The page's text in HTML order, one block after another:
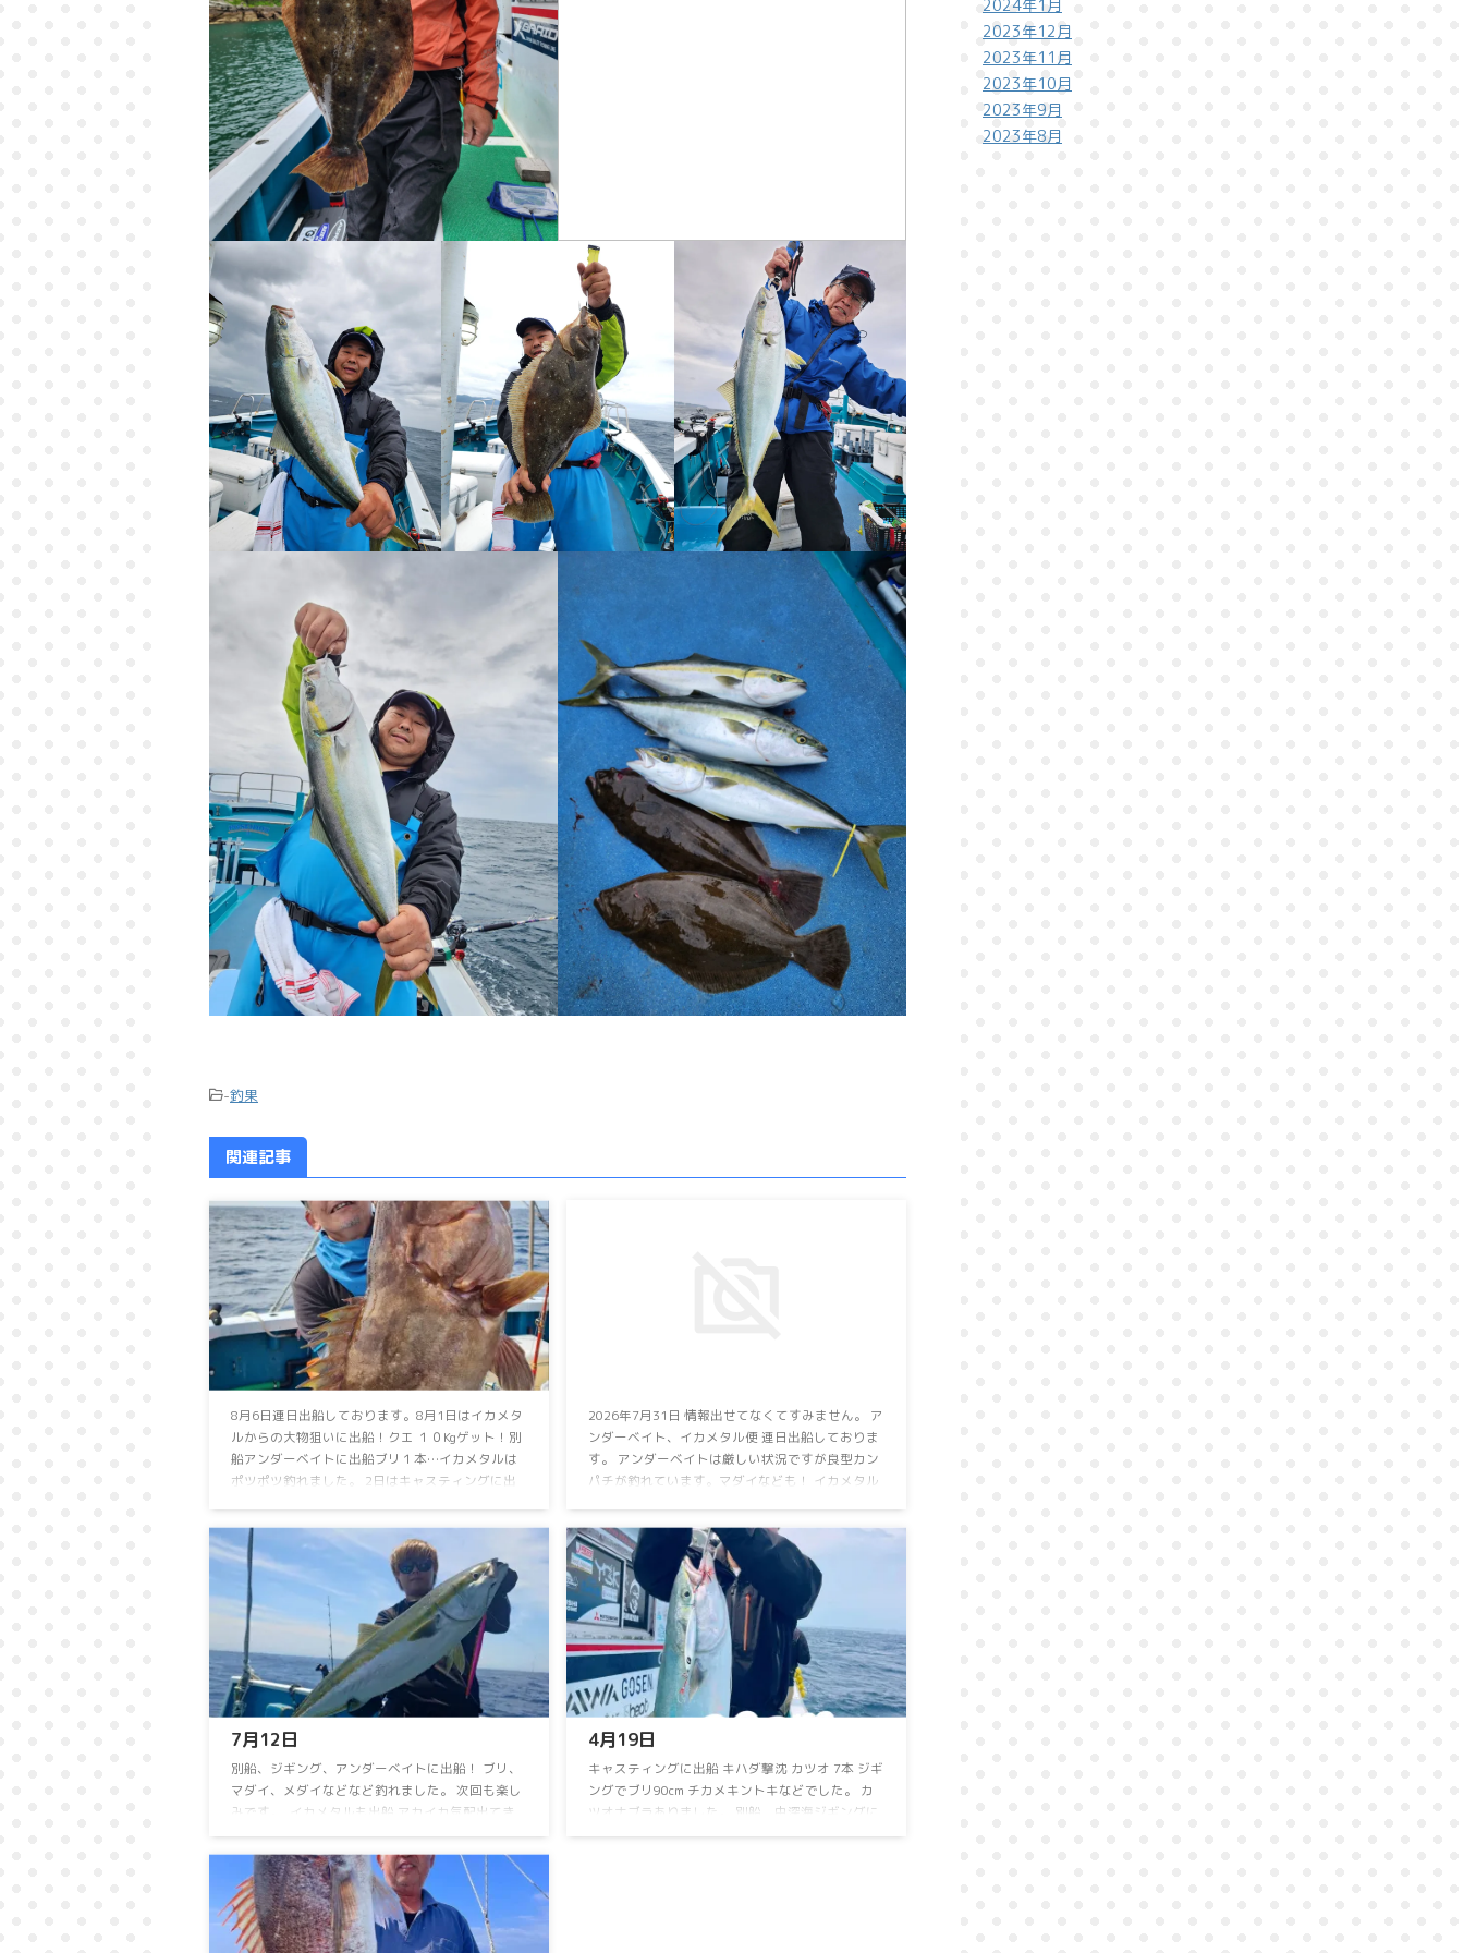
-釣果
関連記事
8月6日連日出船しております。8月1日は⁡イカメタ
ルからの大物狙いに出船！⁡⁡クエ １０Kgゲット！⁡⁡別
船アンダーベイトに出船⁡⁡⁡ブリ１本…⁡イカメタルは⁡
ポツポツ釣れました。⁡ 2日⁡は⁡キャスティングに出
ヒレナガカンパチ、カンパチ⁡、⁡マダイをゲット！⁡⁡⁡
イカメタル便は⁡アカイカ、スルメイカ⁡⁡お土産にな
りました！⁡3日⁡は⁡イカメタルに出船！⁡⁡スルメイカが
たくさん釣れました。⁡⁡アカイカは竿頭１１ハイ⁡で
した。4日は⁡別船が ...
2026年7月31日 情報出せてなくてすみません。 ア
ンダーベイト、イカメタル便 連日出船しておりま
す。 アンダーベイトは厳しい状況ですが良型カン
パチが釣れています。マダイなども！ イカメタル
頑張ります。 ⁡毎日出船⁡ ⁡乗り合い大募集中！⁡ ⁡アン
ダーベイト、イカメタル⁡⁡お問い合わせ、ご予約お
待ちしております ⁡ 詳しくはお電話下さい。 090-
3168-1739まで ⁡お盆期間も連日営業！ 空席多数！
8月15日のイカメタル便は 休船いたします。 ⁡ ⁡⁡ ...
7月12日⁡
⁡別船⁡、ジギング、アンダーベイトに出船！⁡ ⁡ブリ、
マダイ、メダイ⁡などなど釣れました。⁡ ⁡次回も楽し
みです。⁡ ⁡⁡ ⁡イカメタルも出船⁡ ⁡アカイカ気配出てき
カ少々⁡でした。 連日乗り合い大募集中！⁡ ⁡当日予約
OK⁡ ⁡よろしくお願いします 連日乗り合い大募集中！
⁡ 詳しくはお電話下さい。 090-3168-1739まで ⁡お
盆期間も連日営業！ 8月15日のイカメタル便のみ
休船いたします。
4月19日⁡
⁡キャスティングに出船⁡ ⁡キハダ撃沈⁡ ⁡カツオ 7本⁡ ⁡ジギ
ングでブリ90cm⁡ ⁡チカメキントキなどでした。⁡ ⁡カ
ツオナブラありました。⁡ ⁡別船、中深海ジギングに
2024年1月
2023年12月
2023年11月
2023年10月
2023年9月
2023年8月